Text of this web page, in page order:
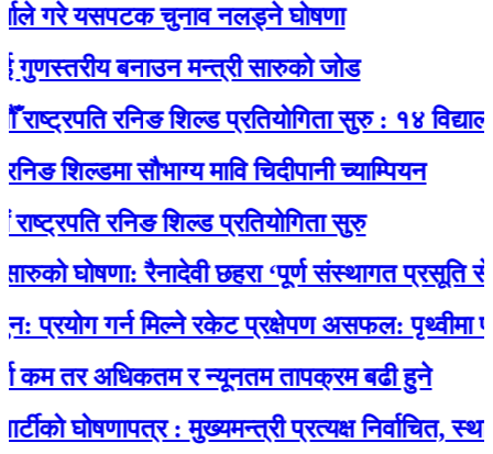
यसपटक चुनाव नलड्ने घोषणा
बनाउन मन्त्री सारुको जोड
रनिङ शिल्ड प्रतियोगिता सुरु : १४ विद्यालयकाे
सौभाग्य मावि चिदीपानी च्याम्पियन
रनिङ शिल्ड प्रतियोगिता सुरु
घोषणा: रैनादेवी छहरा ‘पूर्ण संस्थागत प्रसूति
गर्न मिल्ने रकेट प्रक्षेपण असफल: पृथ्वीमा फर्कने
तर अधिकतम र न्यूनतम तापक्रम बढी हुने
घोषणापत्र : मुख्यमन्त्री प्रत्यक्ष निर्वाचित, स्थानीय